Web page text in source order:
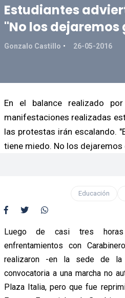
Estudiantes
"No los dejaremos
Gonzalo Castillo 26-05-2016
En el balance realizado
manifestaciones realizadas
las protestas irán escalando.
tiene miedo. No los dejaremos
Educación
Luego de casi tres
enfrentamientos con
realizaron -en la sede de
convocatoria a una marcha no
Plaza Italia, pero que fue